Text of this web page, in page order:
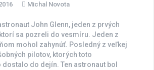
Michal Novota
John Glenn, jeden z prvých
sa pozreli do vesmíru. Jeden z
mohol zahynúť. Posledný z veľkej
pilotov, ktorých toto
do dejín. Ten astronaut bol